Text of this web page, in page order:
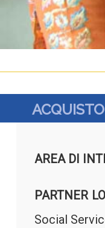
AREA DI
PARTNER
Social